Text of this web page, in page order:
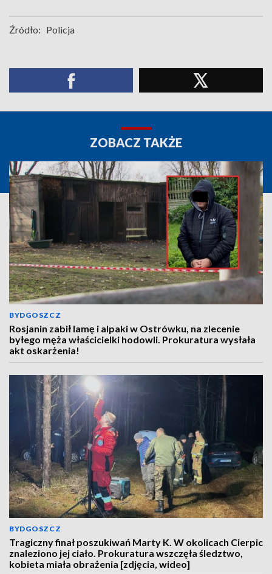
Źródło: Policja
ZOBACZ TAKŻE
BYDGOSZCZ
Rosjanin zabił lamę i alpaki w Ostrówku, na zlecenie
byłego męża właścicielki hodowli. Prokuratura wysłała
akt oskarżenia!
BYDGOSZCZ
Tragiczny finał poszukiwań Marty K. W okolicach Cierpic
znaleziono jej ciało. Prokuratura wszczęła śledztwo,
kobieta miała obrażenia [zdjęcia, wideo]